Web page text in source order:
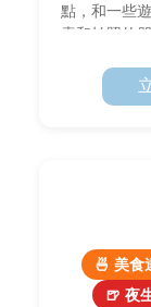
點，和一些
索和拍照的
🍜 美食
🍺 夜